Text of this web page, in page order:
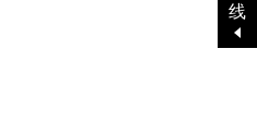
线